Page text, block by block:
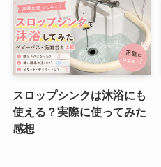
スロップシンクは沐浴にも
使える？実際に使ってみた
感想